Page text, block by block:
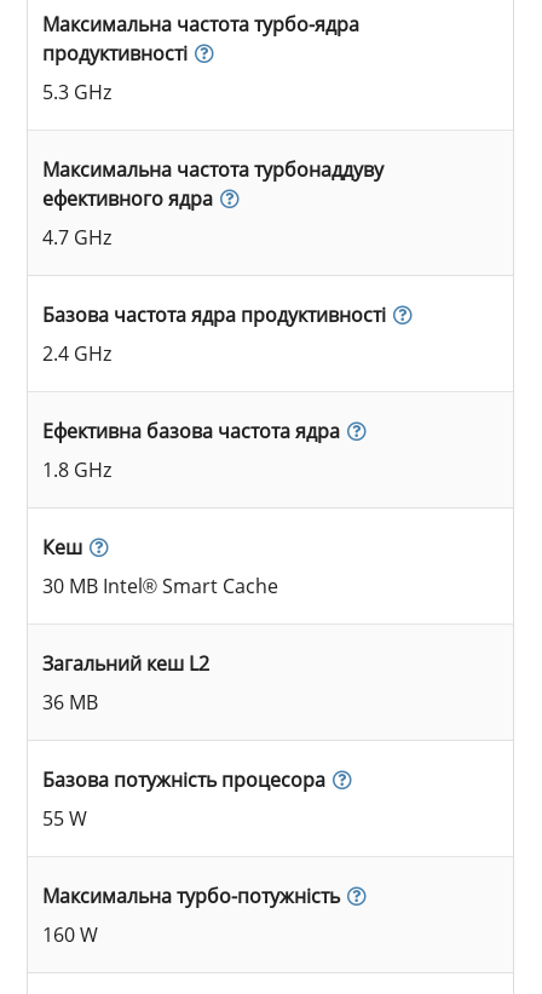
Максимальна частота турбо-ядра
продуктивності
5.3 GHz
Максимальна частота турбонаддуву
ефективного ядра
4.7 GHz
Базова частота ядра продуктивності
2.4 GHz
Ефективна базова частота ядра
1.8 GHz
Кеш
30 MB Intel® Smart Cache
Загальний кеш L2
36 MB
Базова потужність процесора
55 W
Максимальна турбо-потужність
160 W